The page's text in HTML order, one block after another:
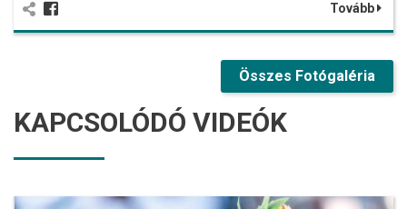
Tovább
Összes Fotógaléria
KAPCSOLÓDÓ VIDEÓK